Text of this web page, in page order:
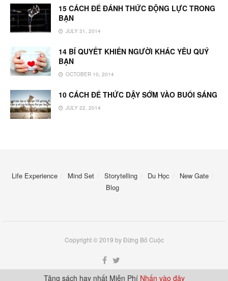
15 CÁCH ĐỂ ĐÁNH THỨC ĐỘNG LỰC TRONG
BẠN
JULY 31, 2014
14 BÍ QUYẾT KHIẾN NGƯỜI KHÁC YÊU QUÝ
BẠN
OCTOBER 10, 2014
10 CÁCH ĐỂ THỨC DẬY SỚM VÀO BUỔI SÁNG
JULY 22, 2014
Life Experience Mind Set Storytelling Du Học
New Gate
Blog
Copyright © 2019 by Đừng Bỏ Cuộc
Tặng sách hay nhất Miễn Phí Nhấn vào đây